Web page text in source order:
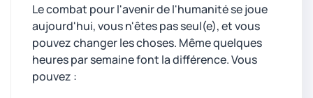
Le combat pour l'avenir de l'humanité se joue
aujourd'hui, vous n'êtes pas seul(e), et vous
pouvez changer les choses. Même quelques
heures par semaine font la différence. Vous
pouvez :